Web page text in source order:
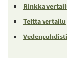
Rinkka
Teltta vertailu